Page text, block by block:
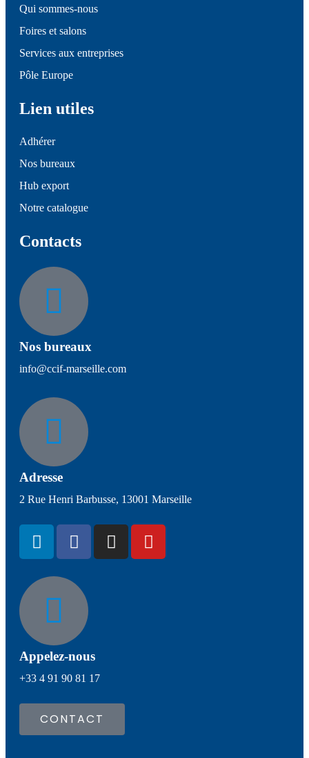
Qui sommes-nous
Foires et salons
Services aux entreprises
Pôle Europe
Lien utiles
Adhérer
Nos bureaux
Hub export
Notre catalogue
Contacts
Nos bureaux
info@ccif-marseille.com
Adresse
2 Rue Henri Barbusse, 13001 Marseille
Appelez-nous
+33 4 91 90 81 17
CONTACT